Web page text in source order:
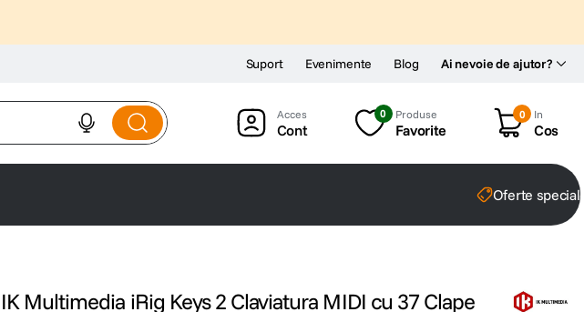
Ai nevoie de ajutor?
Suport Evenimente Blog
Cont
0 Produse
Favorite
0 In
Cos
Oferte
IK Multimedia iRig Keys 2 Claviatura MIDI cu 37 Clape